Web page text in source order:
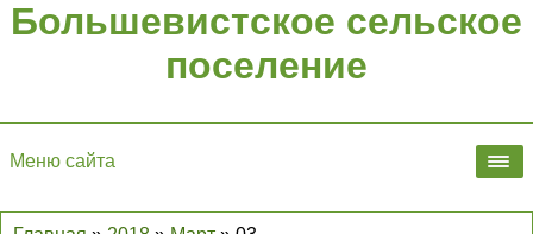
Большевистское сельское
поселение
Меню сайта